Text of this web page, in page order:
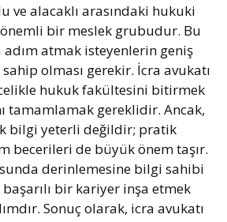
ve alacaklı arasındaki hukuki
bir meslek grubudur. Bu
atmak isteyenlerin geniş
olması gerekir. İcra avukatı
hukuk fakültesini bitirmek
tamamlamak gereklidir. Ancak,
bilgi yeterli değildir; pratik
becerileri de büyük önem taşır.
derinlemesine bilgi sahibi
bir kariyer inşa etmek
Sonuç olarak, icra avukatı